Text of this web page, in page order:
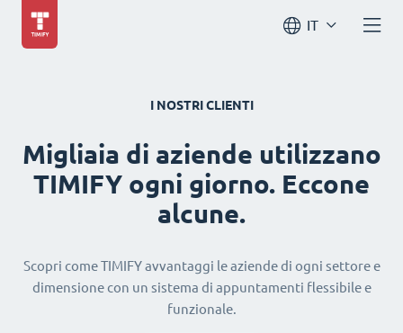
IT
I NOSTRI CLIENTI
Migliaia di aziende utilizzano
TIMIFY ogni giorno. Eccone
alcune.
Scopri come TIMIFY avvantaggi le aziende di ogni settore e
dimensione con un sistema di appuntamenti flessibile e
funzionale.